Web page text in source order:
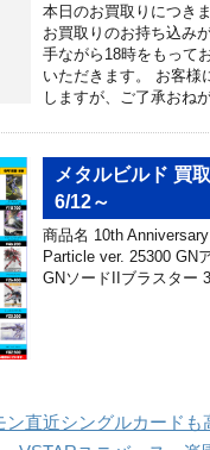
本日のお買取りにつき
お買取りのお持ち込み
手ながら18時をもって
いただきます。 お客様
しますが、ご了承おね
メタルビルド 買
6/12～
商品名 10th
Particle ver. 25300 GN
GNソードIIブラスター
ン直近シングルカードも